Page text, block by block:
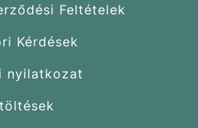
Feltételek
Kérdések
nyilatkozat